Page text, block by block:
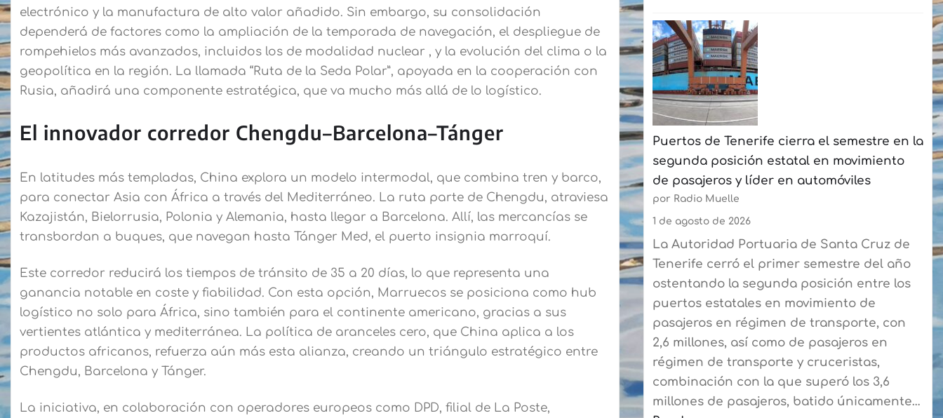
electrónico y la manufactura de alto valor añadido. Sin embargo, su consolidación
dependerá de factores como la ampliación de la temporada de navegación, el despliegue de
rompehielos más avanzados, incluidos los de modalidad nuclear , y la evolución del clima o la
geopolítica en la región. La llamada “Ruta de la Seda Polar”, apoyada en la cooperación con
Rusia, añadirá una componente estratégica, que va mucho más allá de lo logístico.
El innovador corredor Chengdu–Barcelona–Tánger
En latitudes más templadas, China explora un modelo intermodal, que combina tren y barco,
para conectar Asia con África a través del Mediterráneo. La ruta parte de Chengdu, atraviesa
Kazajistán, Bielorrusia, Polonia y Alemania, hasta llegar a Barcelona. Allí, las mercancías se
transbordan a buques, que navegan hasta Tánger Med, el puerto insignia marroquí.
Este corredor reducirá los tiempos de tránsito de 35 a 20 días, lo que representa una
ganancia notable en coste y fiabilidad. Con esta opción, Marruecos se posiciona como hub
logístico no solo para África, sino también para el continente americano, gracias a sus
vertientes atlántica y mediterránea. La política de aranceles cero, que China aplica a los
productos africanos, refuerza aún más esta alianza, creando un triángulo estratégico entre
Chengdu, Barcelona y Tánger.
La iniciativa, en colaboración con operadores europeos como DPD, filial de La Poste,
Seatrade
Cruise
Med
reunirá
en
Las
Palmas
a
más
de
90
expertos
del
sector
Puertos de Tenerife cierra el semestre en la
segunda posición estatal en movimiento
de pasajeros y líder en automóviles
por Radio Muelle
1 de agosto de 2026
La Autoridad Portuaria de Santa Cruz de
Tenerife cerró el primer semestre del año
ostentando la segunda posición entre los
puertos estatales en movimiento de
pasajeros en régimen de transporte, con
2,6 millones, así como de pasajeros en
régimen de transporte y cruceristas,
combinación con la que superó los 3,6
millones de pasajeros, batido únicamente…